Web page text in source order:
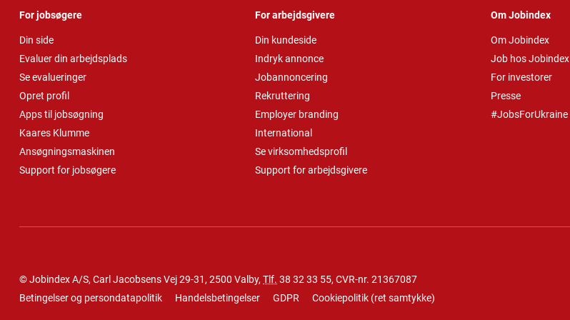
For jobsøgere
Din side
Evaluer din arbejdsplads
Se evalueringer
Opret profil
Apps til jobsøgning
Kaares Klumme
Ansøgningsmaskinen
Support for jobsøgere
For arbejdsgivere
Din kundeside
Indryk annonce
Jobannoncering
Rekruttering
Employer branding
International
Se virksomhedsprofil
Support for arbejdsgivere
Om Jobindex
Om Jobindex
Job hos Jobindex
For investorer
Presse
#JobsForUkraine
© Jobindex A/S, Carl Jacobsens Vej 29-31, 2500 Valby, Tlf. 38 32 33 55, CVR-nr. 21367087
Betingelser og persondatapolitik
Handelsbetingelser GDPR Cookiepolitik (ret samtykke)